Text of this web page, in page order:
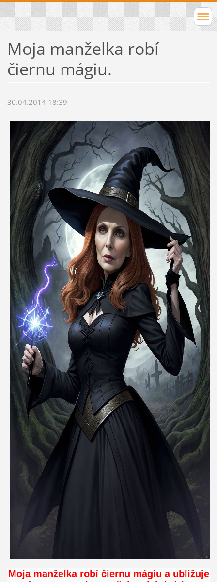
Moja manželka robí
čiernu mágiu.
30.04.2014 18:39
Moja manželka robí čiernu mágiu a ubližuje